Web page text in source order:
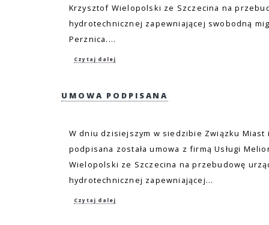
Krzysztof Wielopolski ze Szczecina na
hydrotechnicznej zapewniającej swobodną
Perznica....
Czytaj dalej
UMOWA PODPISANA
W dniu dzisiejszym w siedzibie Związku Miast
podpisana została umowa z firmą Usługi
Wielopolski ze Szczecina na przebudowę
hydrotechnicznej zapewniającej...
Czytaj dalej